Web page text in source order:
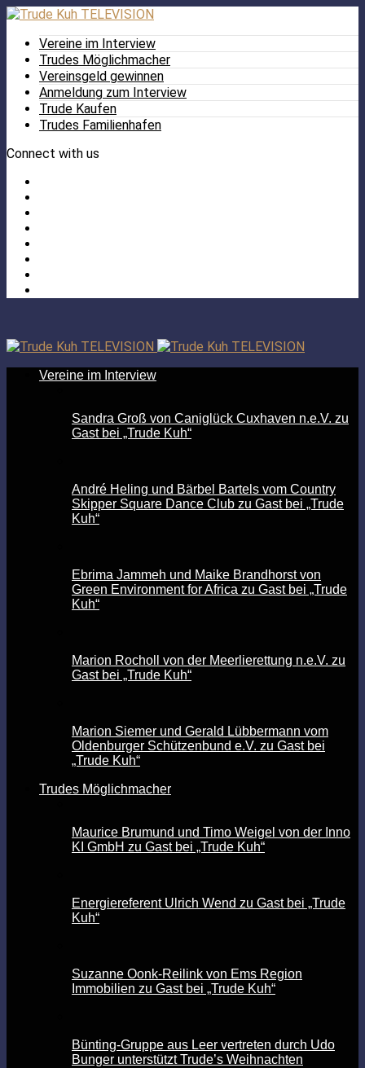
Vereine im Interview
Trudes Möglichmacher
Vereinsgeld gewinnen
Anmeldung zum Interview
Trude Kaufen
Trudes Familienhafen
Connect with us
Vereine im Interview
Sandra Groß von Caniglück Cuxhaven n.e.V. zu
Gast bei „Trude Kuh“
André Heling und Bärbel Bartels vom Country
Skipper Square Dance Club zu Gast bei „Trude
Kuh“
Ebrima Jammeh und Maike Brandhorst von
Green Environment for Africa zu Gast bei „Trude
Kuh“
Marion Rocholl von der Meerlierettung n.e.V. zu
Gast bei „Trude Kuh“
Marion Siemer und Gerald Lübbermann vom
Oldenburger Schützenbund e.V. zu Gast bei
„Trude Kuh“
Trudes Möglichmacher
Maurice Brumund und Timo Weigel von der Inno
KI GmbH zu Gast bei „Trude Kuh“
Energiereferent Ulrich Wend zu Gast bei „Trude
Kuh“
Suzanne Oonk-Reilink von Ems Region
Immobilien zu Gast bei „Trude Kuh“
Bünting-Gruppe aus Leer vertreten durch Udo
Bunger unterstützt Trude’s Weihnachten